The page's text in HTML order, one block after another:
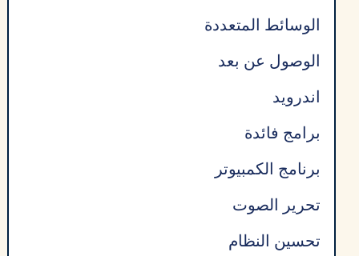
الوسائط المتعددة
الوصول عن بعد
اندرويد
برامج فائدة
برنامج الكمبيوتر
تحرير الصوت
تحسين النظام